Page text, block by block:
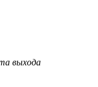
выхода